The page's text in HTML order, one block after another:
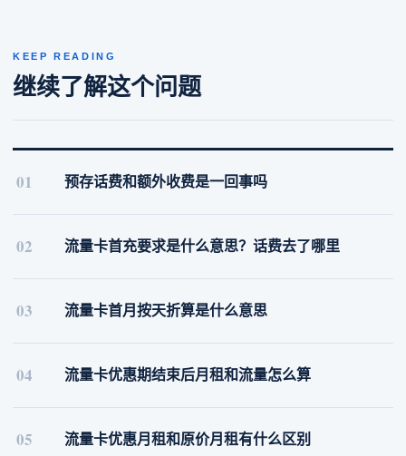
KEEP READING
继续了解这个问题
01 预存话费和额外收费是一回事吗
02 流量卡首充要求是什么意思？话费去了哪里
03 流量卡首月按天折算是什么意思
04 流量卡优惠期结束后月租和流量怎么算
05 流量卡优惠月租和原价月租有什么区别